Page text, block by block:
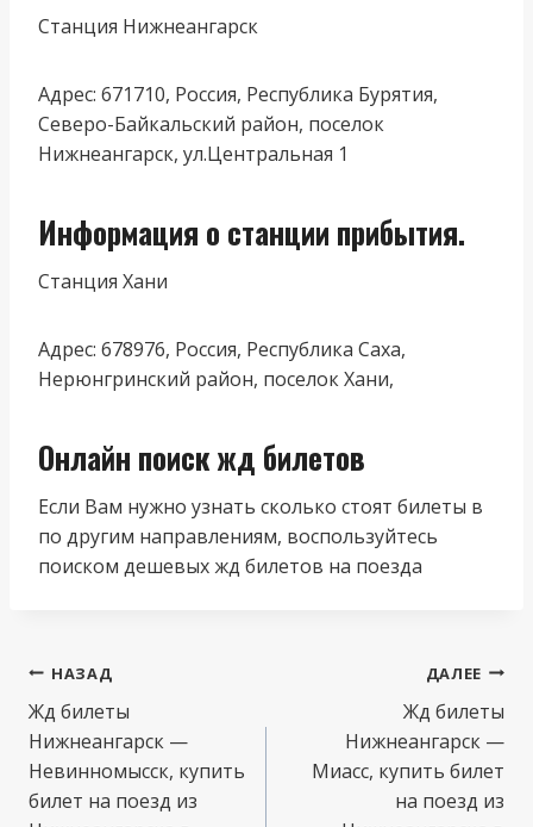
Станция Нижнеангарск
Адрес: 671710, Россия, Республика Бурятия,
Северо-Байкальский район, поселок
Нижнеангарск, ул.Центральная 1
Информация о станции прибытия.
Станция Хани
Адрес: 678976, Россия, Республика Саха,
Нерюнгринский район, поселок Хани,
Онлайн поиск жд билетов
Если Вам нужно узнать сколько стоят билеты в
по другим направлениям, воспользуйтесь
поиском дешевых жд билетов на поезда
Навигация
по
записям
НАЗАД
Жд билеты
Нижнеангарск —
Невинномысск, купить
билет на поезд из
ДАЛЕЕ
Жд билеты
Нижнеангарск —
Миасс, купить билет
на поезд из